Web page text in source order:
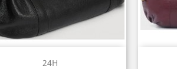
24H
Aperçu rapide